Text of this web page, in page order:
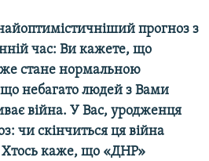
прогноз з
час: Ви кажете, що
стане нормальною
небагато людей з Вами
війна. У Вас, уродженця
чи скінчиться ця війна
каже, що «ДНР»